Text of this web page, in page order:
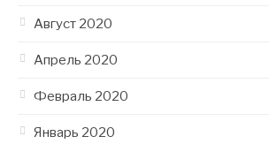
Август 2020
Апрель 2020
Февраль 2020
Январь 2020